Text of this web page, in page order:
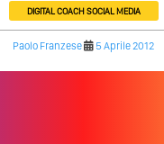
DIGITAL COACH SOCIAL MEDIA
Paolo Franzese 5 Aprile 2012